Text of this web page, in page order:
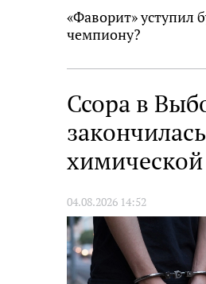
«Фаворит» уступил
чемпиону?
Ссора в
закончилась
04.08.2026 14:52